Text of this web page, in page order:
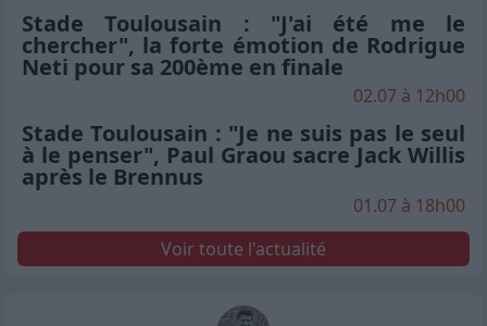
Stade Toulousain : "J'ai été me le
chercher", la forte émotion de Rodrigue
Neti pour sa 200ème en finale
02.07 à 12h00
Stade Toulousain : "Je ne suis pas le seul
à le penser", Paul Graou sacre Jack Willis
après le Brennus
01.07 à 18h00
Voir toute l'actualité